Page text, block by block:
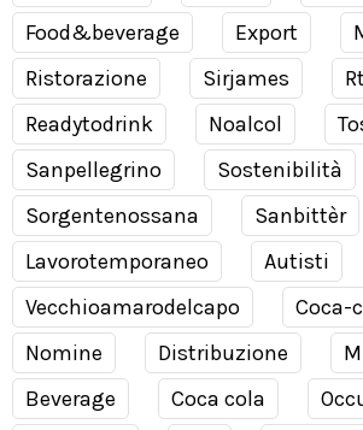
Food&beverage
Export
Ristorazione
Sirjames
Readytodrink
Noalcol
Sanpellegrino
Sostenibilità
Sorgentenossana
Sanbittèr
Lavorotemporaneo
Autisti
Vecchioamarodelcapo
Coca-
Nomine
Distribuzione
Beverage
Coca cola